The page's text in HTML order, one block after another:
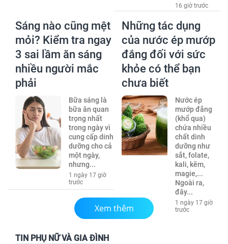
16 giờ trước
Sáng nào cũng mệt
mỏi? Kiểm tra ngay
3 sai lầm ăn sáng
nhiều người mắc
phải
Bữa sáng là
bữa ăn quan
trọng nhất
trong ngày vì
cung cấp dinh
dưỡng cho cả
một ngày,
nhưng...
1 ngày 17 giờ
trước
Những tác dụng
của nước ép mướp
đắng đối với sức
khỏe có thể bạn
chưa biết
Nước ép
mướp đắng
(khổ qua)
chứa nhiều
chất dinh
dưỡng như
sắt, folate,
kali, kẽm,
magie,...
Ngoài ra,
đây...
1 ngày 17 giờ
trước
Xem thêm
TIN PHỤ NỮ VÀ GIA ĐÌNH